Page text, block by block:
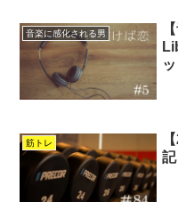
音楽に感化される男
筋トレ